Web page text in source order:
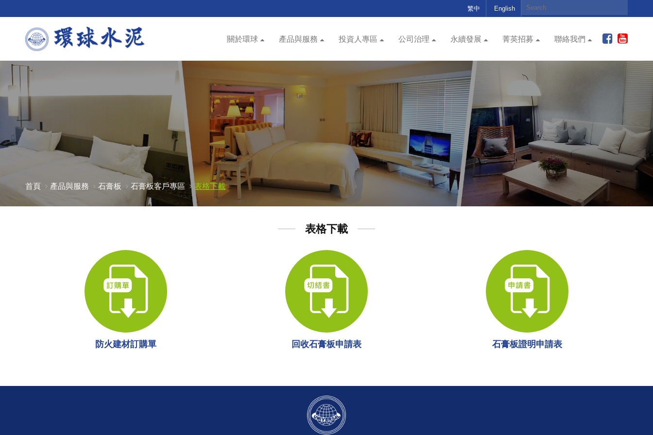
繁中 English
關於環球 產品與服務 投資人專區 公司治理 永續發展 菁英招募 聯絡我們
首頁 產品與服務 石膏板 石膏板客戶專區 表格下載
表格下載
防火建材訂購單 回收石膏板申請表 石膏板證明申請表